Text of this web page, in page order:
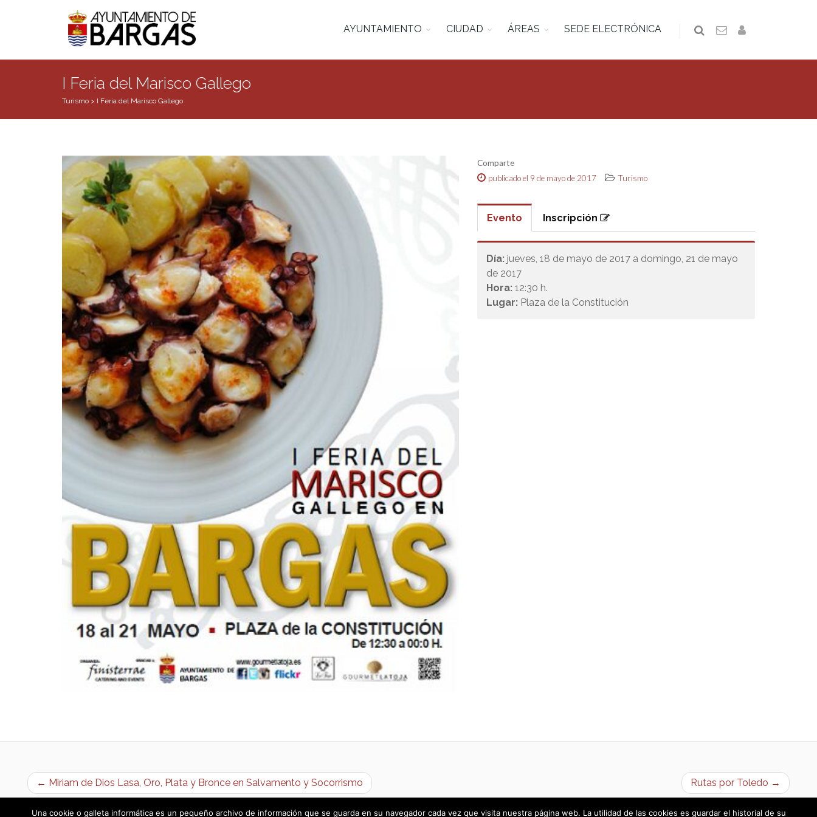
AYUNTAMIENTO CIUDAD ÁREAS SEDE ELECTRÓNICA
I Feria del Marisco Gallego
Turismo > I Feria del Marisco Gallego
Comparte
publicado el 9 de mayo de 2017
Turismo
Evento Inscripción
Día: jueves, 18 de mayo de 2017 a domingo, 21 de mayo
de 2017
Hora: 12:30 h.
Lugar: Plaza de la Constitución
← Miriam de Dios Lasa, Oro, Plata y Bronce en Salvamento y Socorrismo Rutas por Toledo →
Una cookie o galleta informática es un pequeño archivo de información que se guarda en su navegador cada vez que visita nuestra página web. La utilidad de las cookies es guardar el historial de su